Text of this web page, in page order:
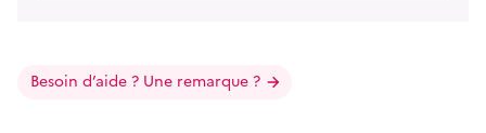
Besoin d’aide ? Une remarque ?